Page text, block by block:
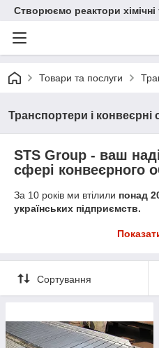
Створюємо реактори
Товари та послуги
Транспортери і конвеєрні
STS Group - ваш
сфері конвеєрного
За 10 років ми втілили понад
українських підприємств.
пропонує індивідуальні та
Ми працюємо з сучасним
основні види конвеєрів та
Огляд шнекового
перероблення насіння від
Сортування